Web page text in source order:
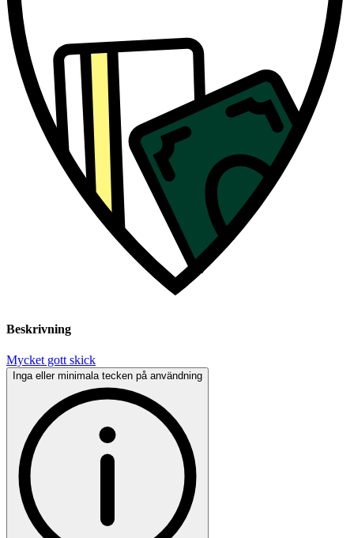
Beskrivning
Mycket gott skick
Inga eller minimala tecken på användning